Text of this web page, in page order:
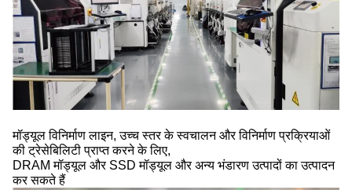
मॉड्यूल विनिर्माण लाइन, उच्च स्तर के स्वचालन और विनिर्माण प्रक्रियाओं
की ट्रेसेबिलिटी प्राप्त करने के लिए,
DRAM मॉड्यूल और SSD मॉड्यूल और अन्य भंडारण उत्पादों का उत्पादन
कर सकते हैं